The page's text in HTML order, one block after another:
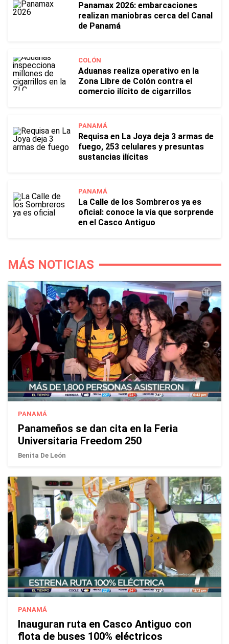
Panamax 2026: embarcaciones
realizan maniobras cerca del Canal
de Panamá
COLÓN
Aduanas realiza operativo en la
Zona Libre de Colón contra el
comercio ilícito de cigarrillos
PANAMÁ
Requisa en La Joya deja 3 armas de
fuego, 253 celulares y presuntas
sustancias ilícitas
PANAMÁ
La Calle de los Sombreros ya es
oficial: conoce la vía que sorprende
en el Casco Antiguo
MÁS NOTICIAS
PANAMÁ
Panameños se dan cita en la Feria
Universitaria Freedom 250
Benita De León
PANAMÁ
Inauguran ruta en Casco Antiguo con
flota de buses 100% eléctricos